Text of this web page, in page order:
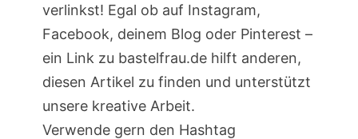
verlinkst! Egal ob auf Instagram,
Facebook, deinem Blog oder Pinterest –
ein Link zu bastelfrau.de hilft anderen,
diesen Artikel zu finden und unterstützt
unsere kreative Arbeit.
Verwende gern den Hashtag